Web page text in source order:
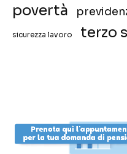
povertà
sicurezza lavoro terzo